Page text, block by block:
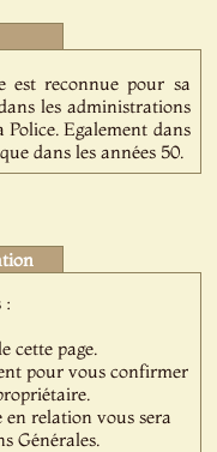
est reconnue pour sa
les administrations
Egalement dans
dans les années 50.
:
cette page.
pour vous confirmer
en relation vous sera
Générales.